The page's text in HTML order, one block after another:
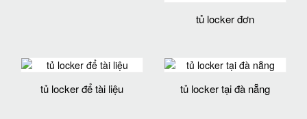
tủ locker đơn
tủ locker để tài liệu tủ locker tại đà nẵng